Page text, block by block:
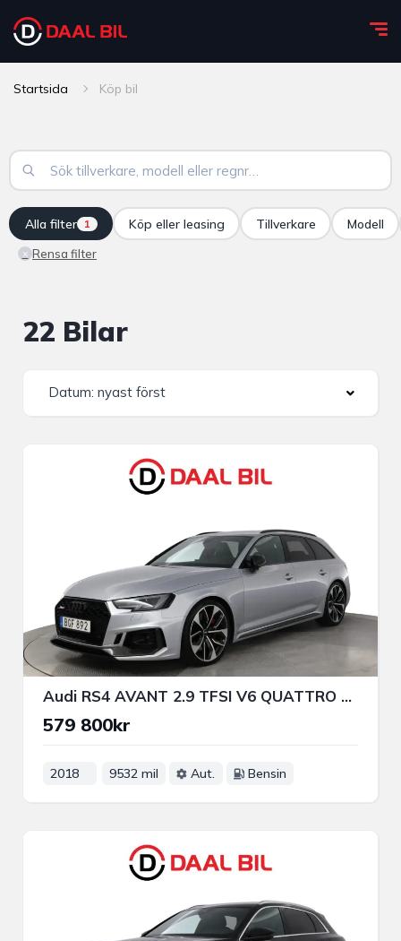
Startsida Köp bil
Alla filter 1
× Rensa filter
Köp eller leasing Tillverkare Modell
22 Bilar
Datum: nyast först
Audi RS4 AVANT 2.9 TFSI V6 QUATTRO 450HK PANO B&O® B-KAM 3-ZON
579 800kr
2018 9532 mil Aut. Bensin